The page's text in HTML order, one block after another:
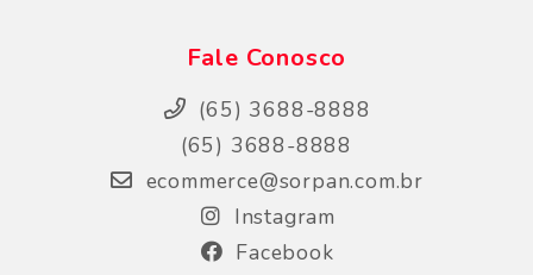
Fale Conosco
(65) 3688-8888
(65) 3688-8888
ecommerce@sorpan.com.br
Instagram
Facebook